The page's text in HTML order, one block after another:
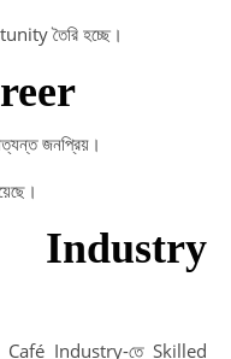
তৈরি হচ্ছে।
জনপ্রিয়।
Café Industry-তে Skilled